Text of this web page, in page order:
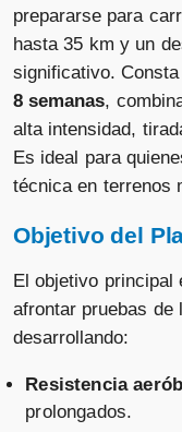
prepararse para
hasta 35 km y un
significativo.
8 semanas,
alta intensidad,
Es ideal para
técnica en terrenos
Objetivo del
El objetivo principal
afrontar pruebas de
desarrollando:
Resistencia
prolongados.